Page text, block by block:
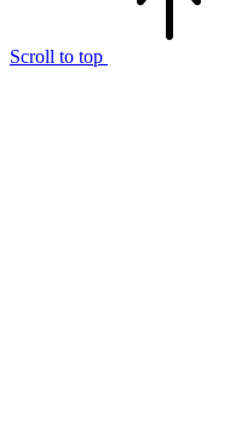
Scroll to top